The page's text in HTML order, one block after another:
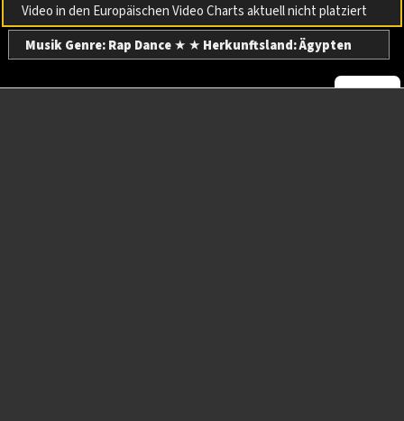
Video in den Europäischen Video Charts aktuell nicht platziert
Musik Genre: Rap Dance★ ★ Herkunftsland:Ägypten